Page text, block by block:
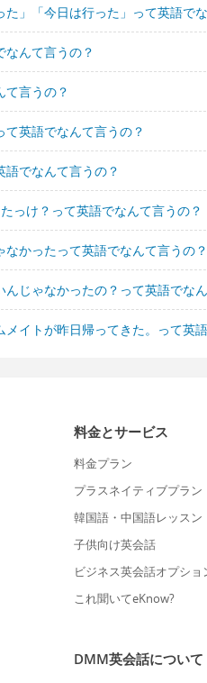
た」「今日は行った」って英語で
んて言うの？
て言うの？
英語でなんて言うの？
でなんて言うの？
っけ？って英語でなんて言うの？
かったって英語でなんて言うの？
じゃなかったの？って英語でな
イトが昨日帰ってきた。って英
料金とサービス
料金プラン
プラスネイティブプラン
韓国語・中国語レッスン
子供向け英会話
ビジネス英会話オプショ
これ聞いてeKnow?
DMM英会話について